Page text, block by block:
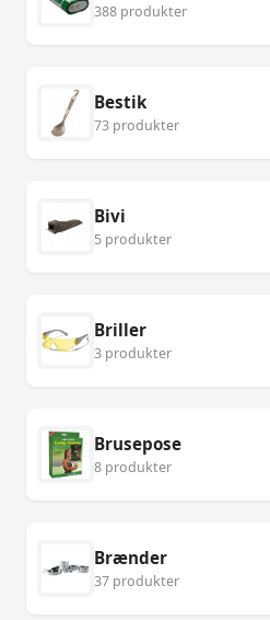
388 produkter
Bestik
73 produkter
Bivi
5 produkter
Briller
3 produkter
Brusepose
8 produkter
Brænder
37 produkter